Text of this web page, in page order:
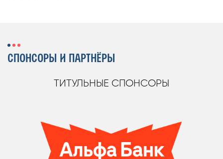
СПОНСОРЫ И ПАРТНЁРЫ
ТИТУЛЬНЫЕ СПОНСОРЫ